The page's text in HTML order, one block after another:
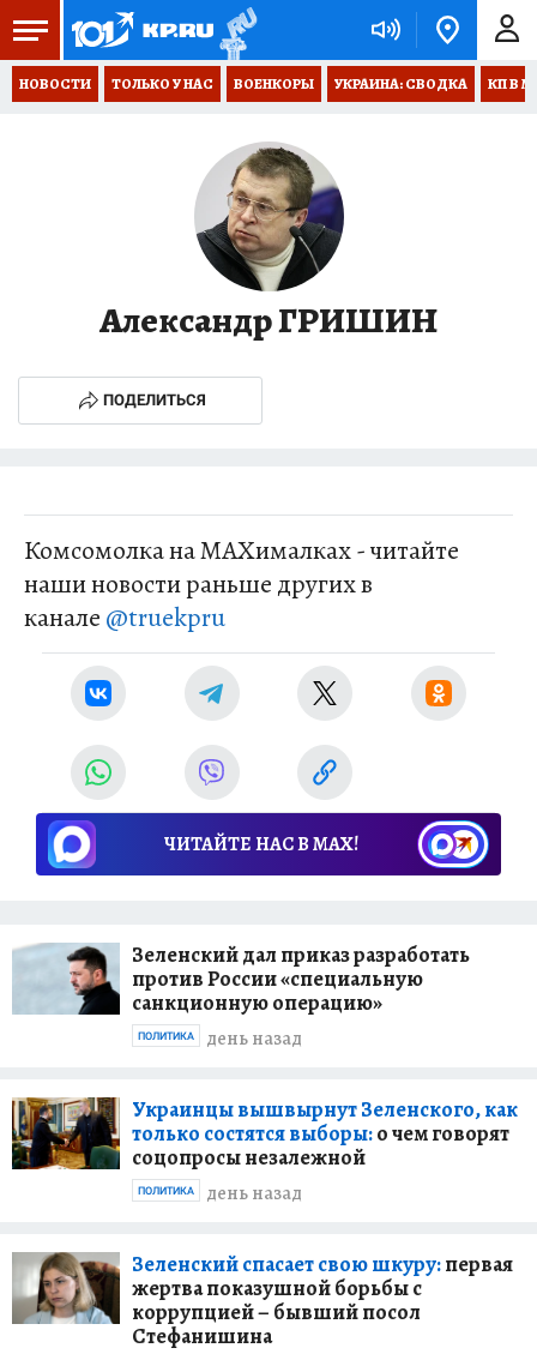
НОВОСТИ ТОЛЬКО У НАС ВОЕНКОРЫ УКРАИНА: СВОДКА КП В
Александр ГРИШИН
ПОДЕЛИТЬСЯ
Комсомолка на MAXималках - читайте
наши новости раньше других в
канале @truekpru
ЧИТАЙТЕ НАС В МАХ!
Зеленский дал приказ разработать
против России «специальную
санкционную операцию»
день назад
ПОЛИТИКА
Украинцы вышвырнут Зеленского, как
только состятся выборы:о чем говорят
соцопросы незалежной
день назад
ПОЛИТИКА
Зеленский спасает свою шкуру:первая
жертва показушной борьбы с
коррупцией – бывший посол
Стефанишина